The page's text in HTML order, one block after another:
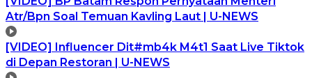
Atr/Bpn Soal Temuan Kavling Laut | U-NEWS
[VIDEO] Influencer Dit#mb4k M4t1 Saat Live Tiktok
di Depan Restoran | U-NEWS